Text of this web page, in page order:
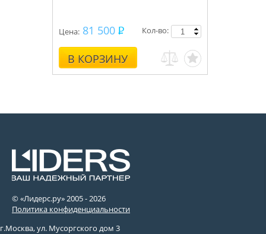
Цена: 81 500
В КОРЗИНУ
Кол-во:
© «Лидерс.ру» 2005 -2026
Политика конфиденциальности
г.Москва, ул. Мусоргского дом 3